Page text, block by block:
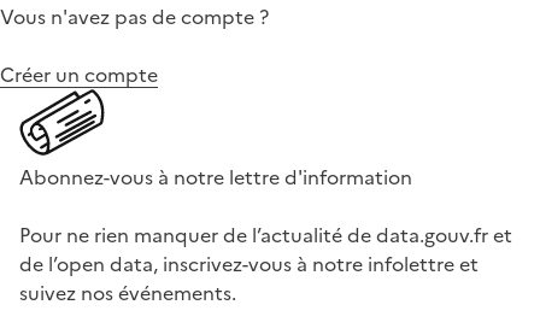
Vous n'avez pas de compte ?
Créer un compte
Abonnez-vous à notre lettre d'information
Pour ne rien manquer de l’actualité de data.gouv.fr et
de l’open data, inscrivez-vous à notre infolettre et
suivez nos événements.